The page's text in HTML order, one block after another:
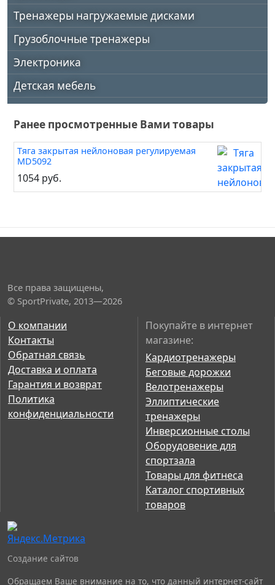
Тренажеры нагружаемые дисками
Грузоблочные тренажеры
Электроника
Детская мебель
Ранее просмотренные Вами товары
Тяга закрытая нейлоновая регулируемая
MD5092
1054 руб.
Все права защищены,
© SportPrivate, 2013—2026
О компании
Контакты
Обратная связь
Доставка и оплата
Гарантия и возврат
Политика
конфиденциальности
Покупайте в интернет
магазине:
Кардиотренажеры
Беговые дорожки
Велотренажеры
Эллиптические
тренажеры
Инверсионные столы
Оборудовение для
спортзала
Товары для фитнеса
Каталог спортивных
товаров
Создание сайтов
Обращаем Ваше внимание на то, что данный интернет-сайт